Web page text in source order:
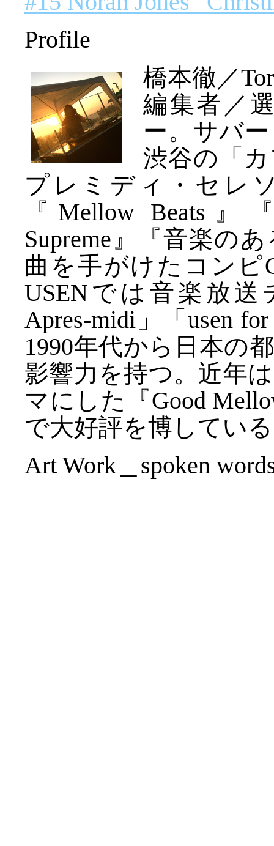
Profile
橋本徹／
編集者／
ー。サバ
渋谷の「
プレミディ・セレ
『Mellow Beats』
Supreme』『音楽の
曲を手がけたコンピ
USENでは音楽放送
Apres-midi」「usen
1990年代から日本の
影響力を持つ。近年
マにした『Good
で大好評を博してい
Art Work＿spoken